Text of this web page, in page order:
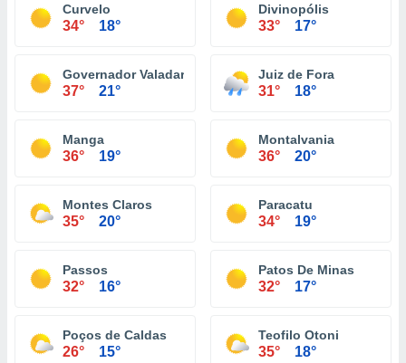
Curvelo
34° 18°
Divinopólis
33° 17°
Governador Valadares
37° 21°
Juiz de Fora
31° 18°
Manga
36° 19°
Montalvania
36° 20°
Montes Claros
35° 20°
Paracatu
34° 19°
Passos
32° 16°
Patos De Minas
32° 17°
Poços de Caldas
26° 15°
Teofilo Otoni
35° 18°